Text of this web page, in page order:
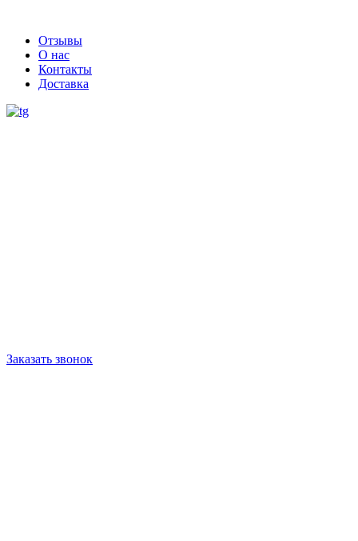
Отзывы
О нас
Контакты
Доставка
Заказать звонок